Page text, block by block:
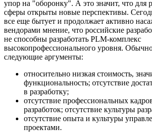
упор на "оборонку". А это значит, что для
сферы открыты новые перспективы.
все еще бытует и продолжает активно
вендорами мнение, что российские
не способны разработать PLM-комплекс
высокопрофессионального уровня.
следующие аргументы:
относительно низкая стоимость,
функциональность; отсутствие
в разработку;
отсутствие профессиональных
разработок; отсутствие культуры
отсутствие опыта и культуры
проектами.